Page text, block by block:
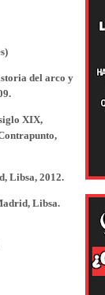
del arco y
XIX,
Libsa, 2012.
Libsa.